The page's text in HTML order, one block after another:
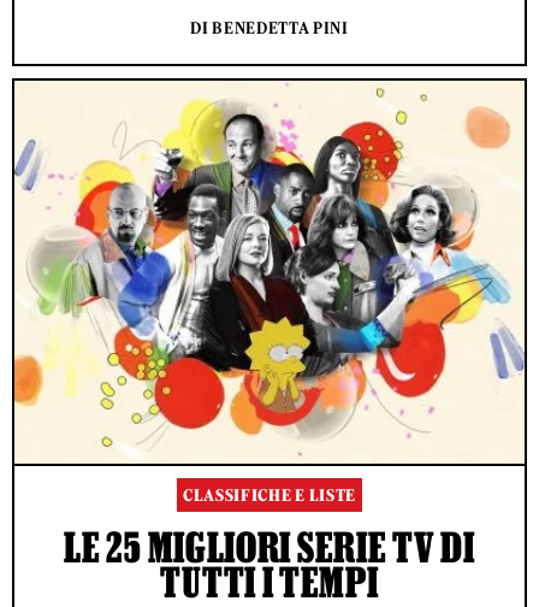
DI BENEDETTA PINI
CLASSIFICHE E LISTE
LE 25 MIGLIORI SERIE TV DI
TUTTI I TEMPI